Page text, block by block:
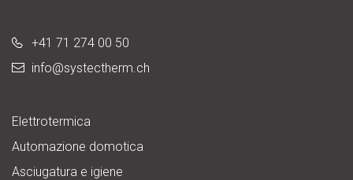
+41 71 274 00 50
info@systectherm.ch
Elettrotermica
Automazione domotica
Asciugatura e igiene